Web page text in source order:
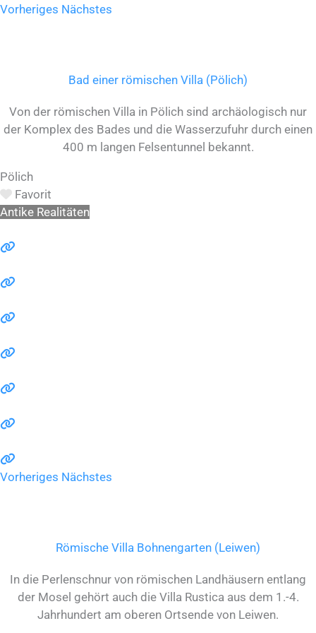
Vorheriges Nächstes
Bad einer römischen Villa (Pölich)
Von der römischen Villa in Pölich sind archäologisch nur
der Komplex des Bades und die Wasserzufuhr durch einen
400 m langen Felsentunnel bekannt.
Pölich
Favorit
Antike Realitäten
Vorheriges Nächstes
Römische Villa Bohnengarten (Leiwen)
In die Perlenschnur von römischen Landhäusern entlang
der Mosel gehört auch die Villa Rustica aus dem 1.-4.
Jahrhundert am oberen Ortsende von Leiwen.